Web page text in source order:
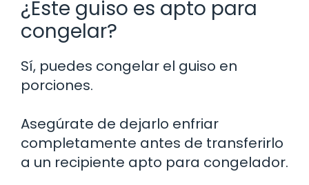
¿Este guiso es apto para
congelar?
Sí, puedes congelar el guiso en
porciones.
Asegúrate de dejarlo enfriar
completamente antes de transferirlo
a un recipiente apto para congelador.